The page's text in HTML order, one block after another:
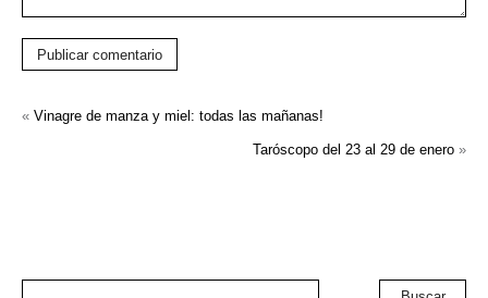
Publicar comentario
« Vinagre de manza y miel: todas las mañanas!
Taróscopo del 23 al 29 de enero »